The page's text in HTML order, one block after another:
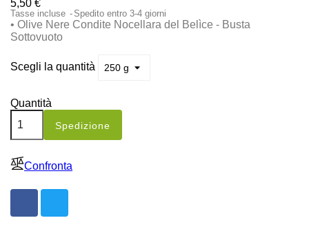
5,50 €
Tasse incluse Spedito entro 3-4 giorni
• Olive Nere Condite Nocellara del Belìce - Busta
Sottovuoto
Scegli la quantità
Quantità
Spedizione
Confronta